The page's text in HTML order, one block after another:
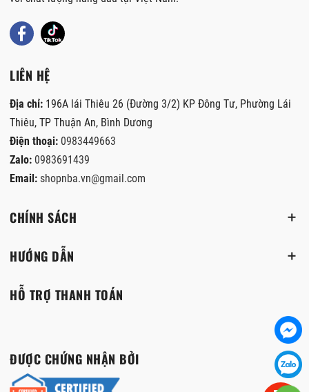
LIÊN HỆ
Địa chỉ: 196A lái Thiêu 26 (Đường 3/2) KP Đông Tư, Phường Lái
Thiêu, TP Thuận An, Bình Dương
Điện thoại: 0983449663
Zalo: 0983691439
Email: shopnba.vn@gmail.com
CHÍNH SÁCH
HƯỚNG DẪN
HỖ TRỢ THANH TOÁN
ĐƯỢC CHỨNG NHẬN BỞI